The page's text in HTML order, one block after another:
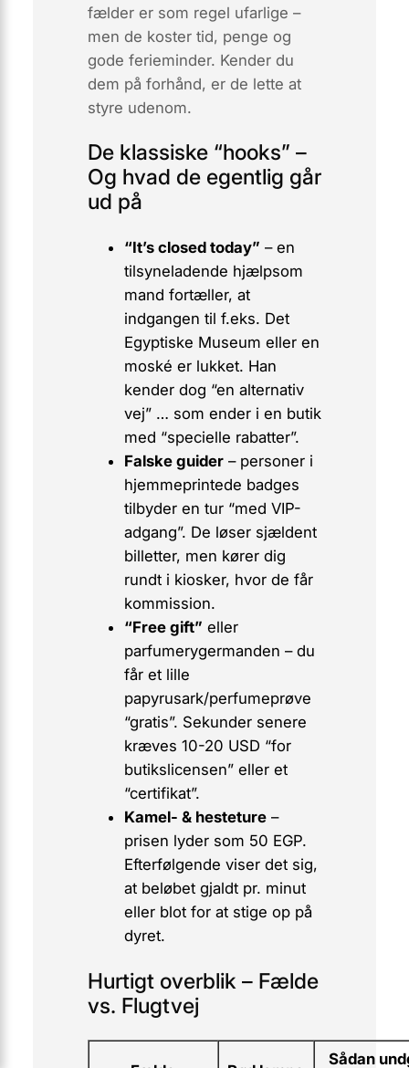
fælder er som regel ufarlige –
men de koster tid, penge og
gode ferieminder. Kender du
dem på forhånd, er de lette at
styre udenom.
De klassiske “hooks” –
Og hvad de egentlig går
ud på
“It’s closed today” – en
tilsyneladende hjælpsom
mand fortæller, at
indgangen til f.eks. Det
Egyptiske Museum eller en
moské er lukket. Han
kender dog “en alternativ
vej” … som ender i en butik
med “specielle rabatter”.
Falske guider– personer i
hjemmeprintede badges
tilbyder en tur “med VIP-
adgang”. De løser sjældent
billetter, men kører dig
rundt i kiosker, hvor de får
kommission.
“Free gift” eller
parfumerygermanden – du
får et lille
papyrusark/perfumeprøve
“gratis”. Sekunder senere
kræves 10-20 USD “for
butikslicensen” eller et
“certifikat”.
Kamel- & hesteture–
prisen lyder som 50 EGP.
Efterfølgende viser det sig,
at beløbet gjaldt pr. minut
eller blot for at stige op på
dyret.
Hurtigt overblik – Fælde
vs. Flugtvej
Sådan